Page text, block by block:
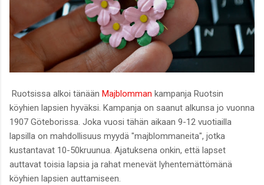
Ruotsissa alkoi tänään Majblomman kampanja Ruotsin
köyhien lapsien hyväksi. Kampanja on saanut alkunsa jo vuonna
1907 Göteborissa. Joka vuosi tähän aikaan 9-12 vuotiailla
lapsilla on mahdollisuus myydä "majblommaneita", jotka
kustantavat 10-50kruunua. Ajatuksena onkin, että lapset
auttavat toisia lapsia ja rahat menevät lyhentemättömänä
köyhien lapsien auttamiseen.